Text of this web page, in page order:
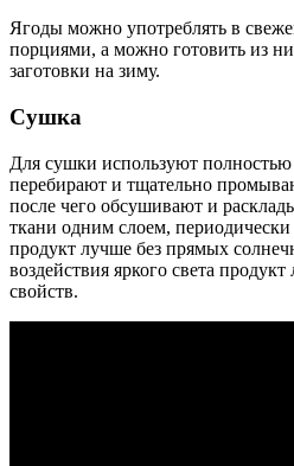
Ягоды можно употреблять в
порциями, а можно готовить из
заготовки на зиму.
Сушка
Для сушки используют
перебирают и тщательно
после чего обсушивают и
ткани одним слоем,
продукт лучше без прямых
воздействия яркого света
свойств.